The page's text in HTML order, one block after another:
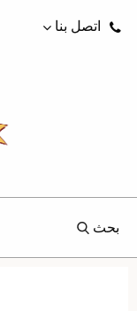
اتصل بنا
بحث